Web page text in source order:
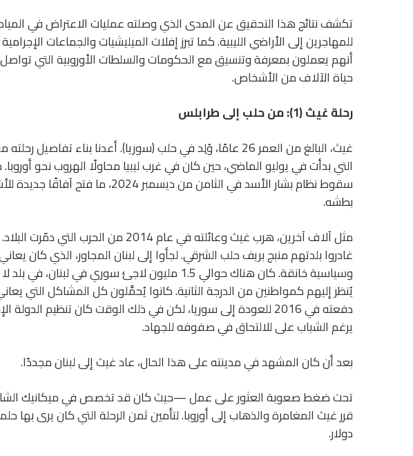
تكشف نتائج هذا التحقيق عن المدى الذي وصلته عمليات الاعتراض في المياه
للمهاجرين إلى الأراضي الليبية. كما تبرز إفلات الميليشيات والجماعات
أنهم يعملون بمعرفة وتنسيق مع الحكومات والسلطات الأوروبية التي
حياة الآلاف من الأشخاص.
رحلة غيث (1): من حلب إلى طرابلس
غيث، البالغ من العمر 26 عامًا، وُلِد في حلب (سوريا). أعدنا بناء
التي بدأت في يوليو الماضي، حين كان في غرب ليبيا محاولًا الهروب نحو
سقوط نظام بشار الأسد في الثامن من
بطشه.
مثل آلاف آخرين، هرب غيث وعائلته في عام
غادروا بلدتهم منبج بريف حلب الشرقي. لجأوا إلى لبنان المجاور، الذي كان
يُنظر إليهم كمواطنين من الدرجة الثانية. كانوا يُحمَّلون كل المشاكل التي
دفعته في 2016 للعودة إلى سوريا، لكن في ذلك الوقت كان تنظيم
يرغم الشباب على للالتحاق في صفوفه للجهاد.
بعد أن كان المشهد في مدينته على هذا الحال، عاد غيث إلى لبنان مجددًا.
تحت ضغط صعوبة العثور على عمل —حيث كان قد تخصص في ميكانيك
دولار.